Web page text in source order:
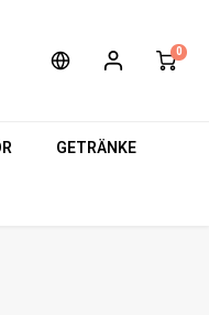
0
GETRÄNKE